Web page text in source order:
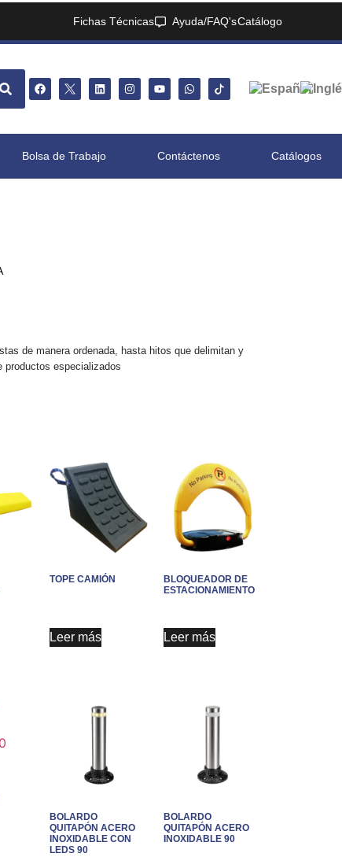
Fichas Técnicas Ayuda/FAQ'sCatálogo
Bolsa de Trabajo Contáctenos Catálogos
de manera ordenada, hasta hitos que delimitan y
productos especializados
TOPE CAMIÓN
Leer más
BLOQUEADOR DE
ESTACIONAMIENTO
Leer más
BOLARDO
QUITAPÓN ACERO
INOXIDABLE CON
LEDS 90
BOLARDO
QUITAPÓN ACERO
INOXIDABLE 90